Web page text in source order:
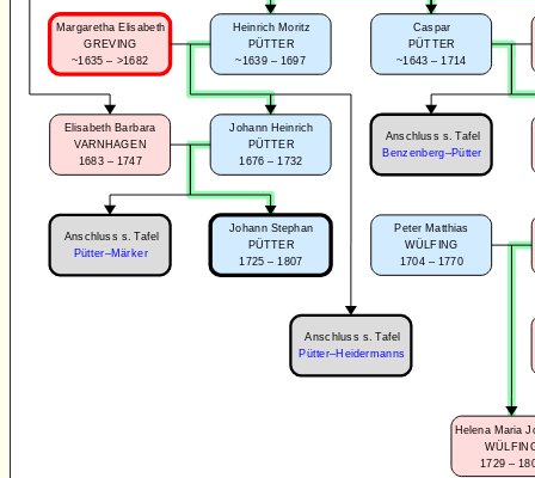
Heinrich Moritz
PÜTTER
~1639 – 1697
Anschluss s. Tafel
Pütter–Heidermanns
Margaretha Elisabeth
GREVING
~1635 – >1682
Johann Stephan
PÜTTER
1725 – 1807
Johann Heinrich
PÜTTER
1676 – 1732
Elisabeth Barbara
VARNHAGEN
1683 – 1747
Anschluss s. Tafel
Benzenberg–Pütter
Anschluss s. Tafel
Pütter–Märker
Caspar
PÜTTER
~1643 – 1714
Peter Matthias
WÜLFING
1704 – 1770
Helena Maria
1729 –